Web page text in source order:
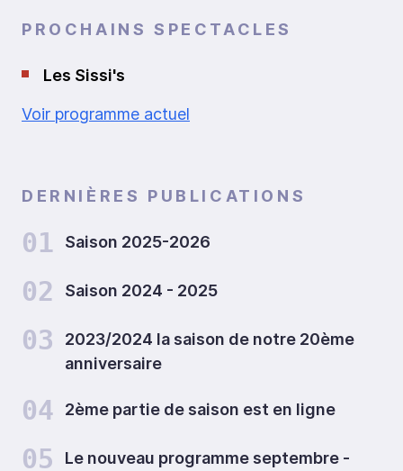
PROCHAINS SPECTACLES
Les Sissi's
Voir programme actuel
DERNIÈRES PUBLICATIONS
01 Saison 2025-2026
02 Saison 2024 - 2025
03
2023/2024 la saison de notre 20ème
anniversaire
04 2ème partie de saison est en ligne
05 Le nouveau programme septembre -